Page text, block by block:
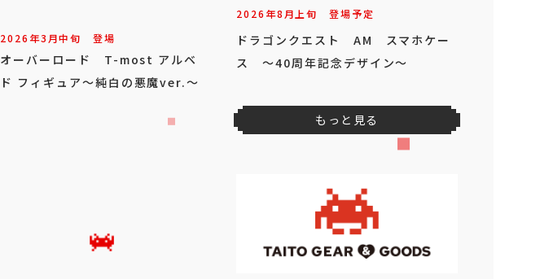
2026年3月中旬 登場
オーバーロード T-most アルベ
ド フィギュア～純白の悪魔ver.～